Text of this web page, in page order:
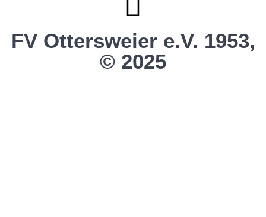
FV Ottersweier e.V. 1953,
© 2025